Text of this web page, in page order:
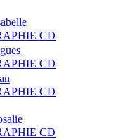
CD
CD
CD
CD